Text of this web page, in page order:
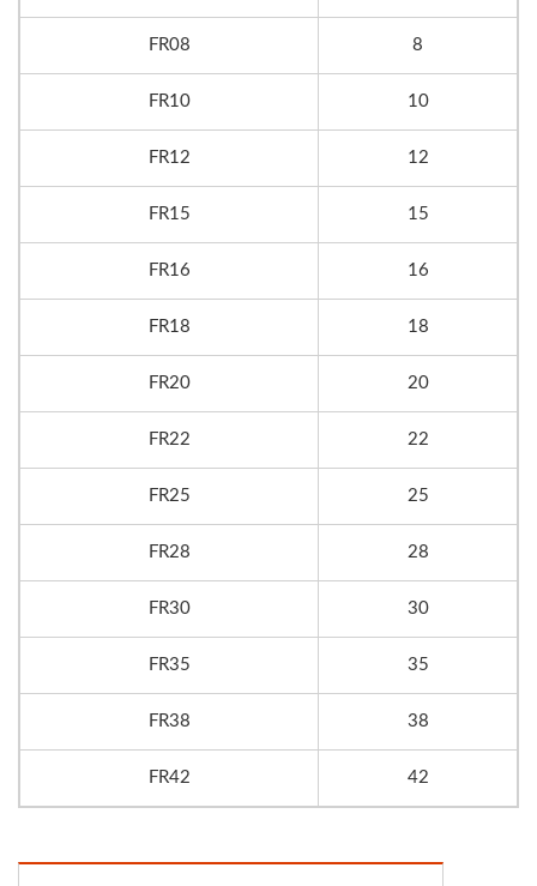
FR08 8
FR10 10
FR12 12
FR15 15
FR16 16
FR18 18
FR20 20
FR22 22
FR25 25
FR28 28
FR30 30
FR35 35
FR38 38
FR42 42